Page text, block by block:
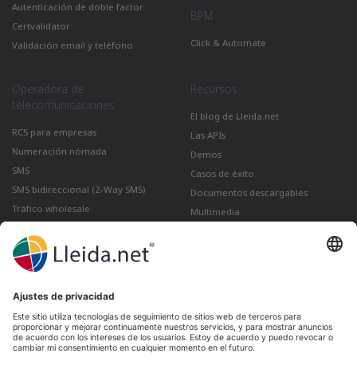
Autenticación de doble factor
Certvalidator
Validación email y teléfono
BPM
Click & Automate
Operadora de
telecomunicaciones
RCS para empresas
Numeración nómada
SMS
SMS bidireccional (2-Way SMS)
Tráfico wholesale
Recursos
El blog de Lleida.net
Las APIs
Demos
Casos de éxito
Documentos descargables
Multimedia
Lleida · Madrid · València · São Paulo · Bogotá ·
Santiago de Chile · Dubai · Santo Domingo ·
Lima